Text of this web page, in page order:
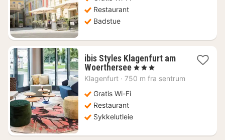
Restaurant
Badstue
ibis Styles Klagenfurt am
Woerthersee1
natt
, 3 Stjerner
Klagenfurt · 750 m fra sentrum
Gratis Wi-Fi
Restaurant
Sykkelutleie